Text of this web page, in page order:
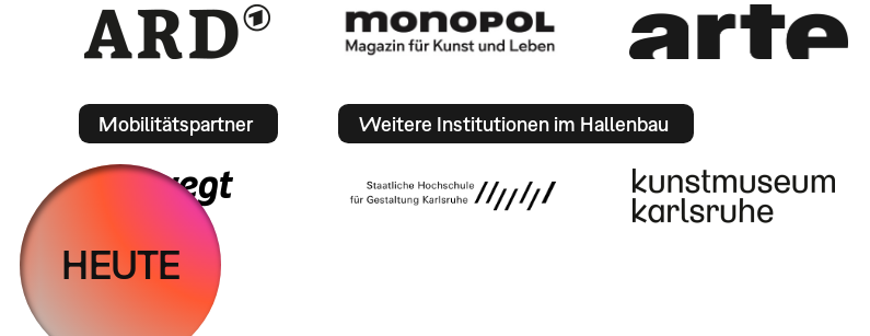
Mobilitätspartner Weitere Institutionen im Hallenbau
HEUTE